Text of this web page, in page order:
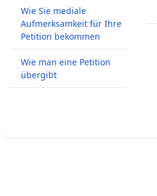
Wie Sie mediale
Aufmerksamkeit für Ihre
Petition bekommen
Wie man eine Petition
übergibt